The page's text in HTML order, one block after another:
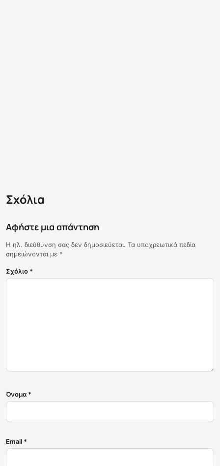
Σχόλια
Αφήστε μια απάντηση
Η ηλ. διεύθυνση σας δεν δημοσιεύεται. Τα υποχρεωτικά πεδία
σημειώνονται με *
Σχόλιο *
Όνομα *
Email *